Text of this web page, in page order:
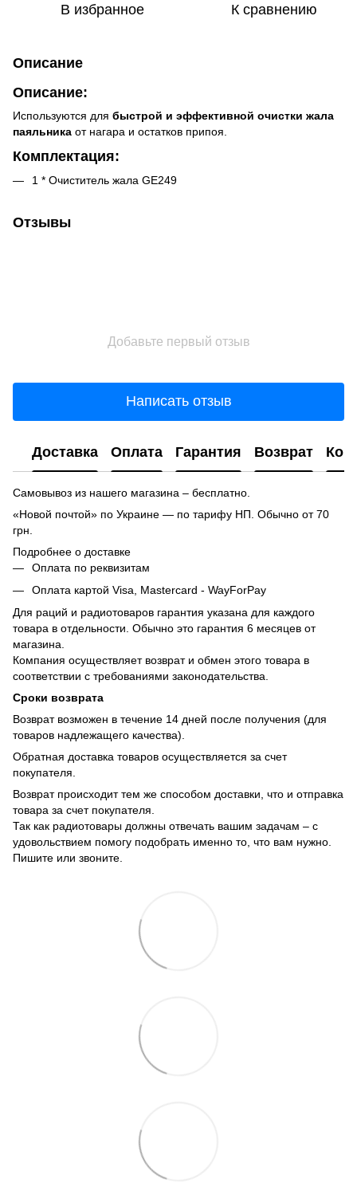
В избранное К сравнению
Описание
Описание:
Используются для быстрой и эффективной очистки жала
паяльника от нагара и остатков припоя.
Комплектация:
1 * Очиститель жала GE249
Отзывы
Добавьте первый отзыв
Написать отзыв
Доставка Оплата Гарантия Возврат
Самовывоз из нашего магазина – бесплатно.
«Новой почтой» по Украине — по тарифу НП. Обычно от 70
грн.
Подробнее о доставке
Оплата по реквизитам
Оплата картой Visa, Mastercard - WayForPay
Для раций и радиотоваров гарантия указана для каждого
товара в отдельности. Обычно это гарантия 6 месяцев от
магазина.
Компания осуществляет возврат и обмен этого товара в
соответствии с требованиями законодательства.
Сроки возврата
Возврат возможен в течение 14 дней после получения (для
товаров надлежащего качества).
Обратная доставка товаров осуществляется за счет
покупателя.
Возврат происходит тем же способом доставки, что и отправка
товара за счет покупателя.
Так как радиотовары должны отвечать вашим задачам – с
удовольствием помогу подобрать именно то, что вам нужно.
Пишите или звоните.